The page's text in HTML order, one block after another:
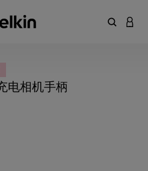
输入关键
登录
电相机手柄